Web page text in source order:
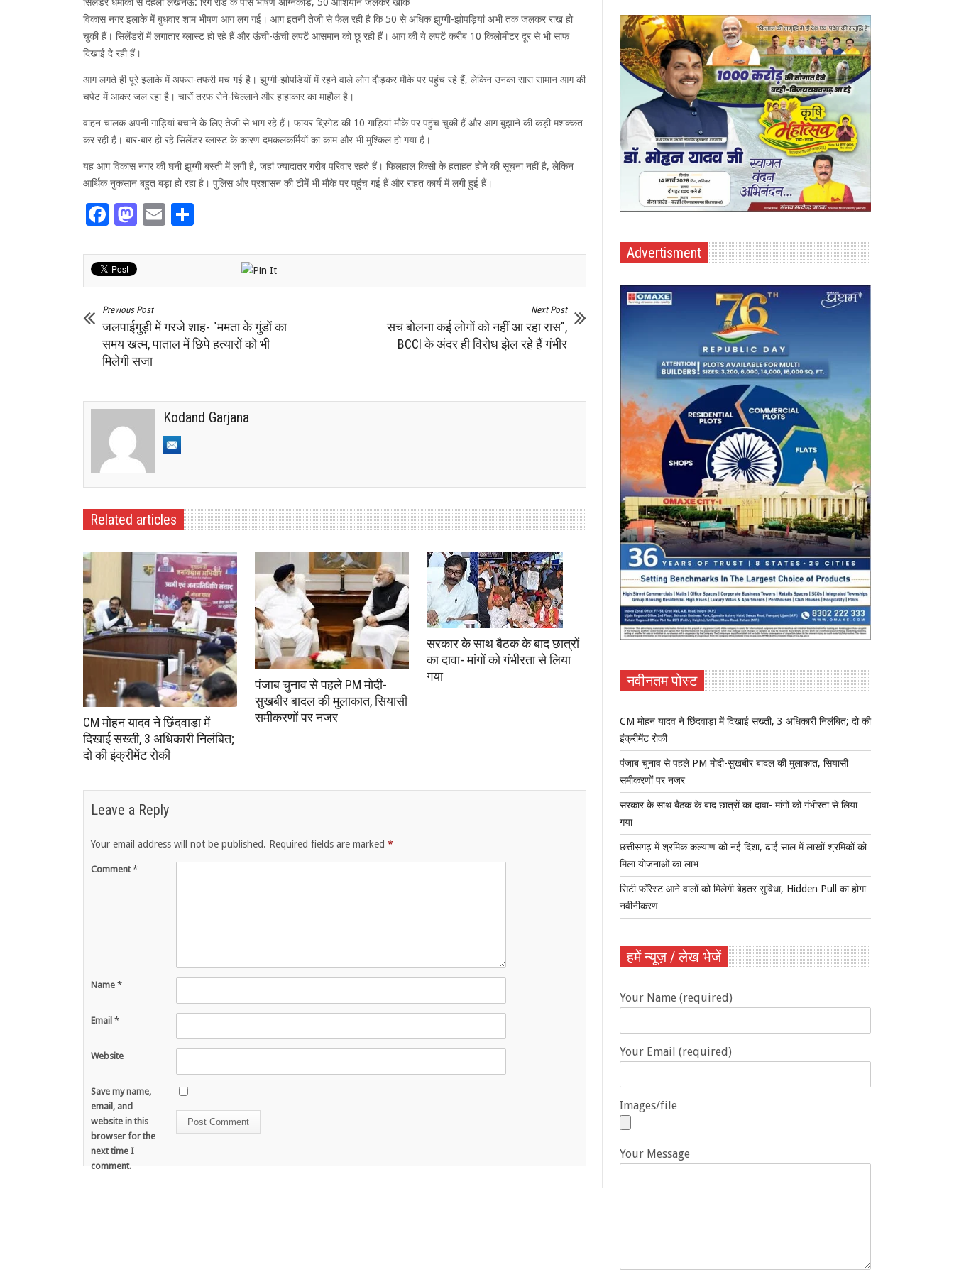
विकास नगर इलाके में बुधवार शाम भीषण आग लग गई। आग इतनी तेजी से फैल रही है कि 50 से अधिक झुग्गी-झोपड़ियां अभी तक जलकर राख हो
चुकी हैं। सिलेंडरों में लगातार ब्लास्ट हो रहे हैं और ऊंची-ऊंची लपटें आसमान को छू रही हैं। आग की ये लपटें करीब 10 किलोमीटर दूर से भी साफ
दिखाई दे रही हैं।
आग लगते ही पूरे इलाके में अफरा-तफरी मच गई है। झुग्गी-झोपड़ियों में रहने वाले लोग दौड़कर मौके पर पहुंच रहे हैं, लेकिन उनका सारा सामान आग की
चपेट में आकर जल रहा है। चारों तरफ रोने-चिल्लाने और हाहाकार का माहौल है।
वाहन चालक अपनी गाड़ियां बचाने के लिए तेजी से भाग रहे हैं। फायर ब्रिगेड की 10 गाड़ियां मौके पर पहुंच चुकी हैं और आग बुझाने की कड़ी मशक्कत
कर रही हैं। बार-बार हो रहे सिलेंडर ब्लास्ट के कारण दमकलकर्मियों का काम और भी मुश्किल हो गया है।
यह आग विकास नगर की घनी झुग्गी बस्ती में लगी है, जहां ज्यादातर गरीब परिवार रहते हैं। फिलहाल किसी के हताहत होने की सूचना नहीं है, लेकिन
आर्थिक नुकसान बहुत बड़ा हो रहा है। पुलिस और प्रशासन की टीमें भी मौके पर पहुंच गई हैं और राहत कार्य में लगी हुई हैं।
Facebook
Mastodon
Email
Previous Post
जलपाईगुड़ी में गरजे शाह- "ममता के गुंडों का
समय खत्म, पाताल में छिपे हत्यारों को भी
मिलेगी सजा
Next Post
सच बोलना कई लोगों को नहीं आ रहा रास",
BCCI के अंदर ही विरोध झेल रहे हैं गंभीर
Kodand Garjana
Related articles
CM मोहन यादव ने छिंदवाड़ा में
दिखाई सख्ती, 3 अधिकारी निलंबित;
दो की इंक्रीमेंट रोकी
पंजाब चुनाव से पहले PM मोदी-
सुखबीर बादल की मुलाकात, सियासी
समीकरणों पर नजर
सरकार के साथ बैठक के बाद छात्रों
का दावा- मांगों को गंभीरता से लिया
गया
Leave a Reply
Your email address will not be published. Required fields are marked *
Comment*
Name *
Email *
Website
Save my name,
email, and
website in this
browser for the
next time I
comment.
Advertisment
नवीनतम पोस्ट
CM मोहन यादव ने छिंदवाड़ा में दिखाई सख्ती, 3 अधिकारी निलंबित; दो की
इंक्रीमेंट रोकी
पंजाब चुनाव से पहले PM मोदी-सुखबीर बादल की मुलाकात, सियासी
समीकरणों पर नजर
सरकार के साथ बैठक के बाद छात्रों का दावा- मांगों को गंभीरता से लिया
गया
छत्तीसगढ़ में श्रमिक कल्याण को नई दिशा, ढाई साल में लाखों श्रमिकों को
मिला योजनाओं का लाभ
सिटी फॉरेस्ट आने वालों को मिलेगी बेहतर सुविधा, Hidden Pull का होगा
नवीनीकरण
हमें न्यूज़ / लेख भेजें
Your Name (required)
Your Email (required)
Images/file
Your Message